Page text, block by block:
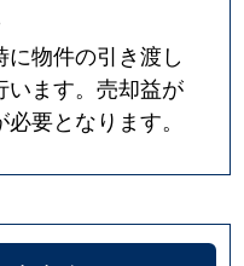
物件の引き渡し
います。売却益が
要となります。